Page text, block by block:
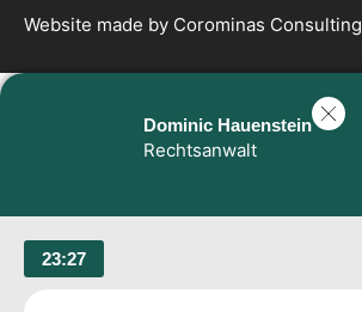
Website made by Corominas Consulting
Dominic Hauenstein
Rechtsanwalt
23:27